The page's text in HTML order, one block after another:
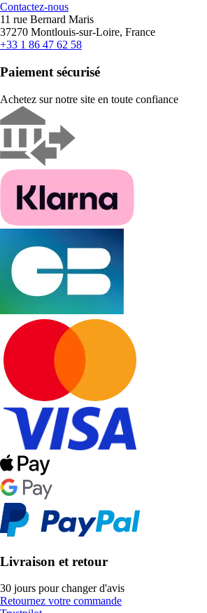
Contactez-nous
11 rue Bernard Maris
37270 Montlouis-sur-Loire, France
+33 1 86 47 62 58
Paiement sécurisé
Achetez sur notre site en toute confiance
Livraison et retour
30 jours pour changer d'avis
Retournez votre commande